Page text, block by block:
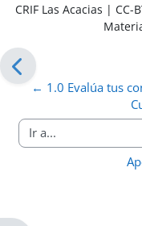
CRIF Las Acacias |
← 1.0 Evalúa tus
Ir a...